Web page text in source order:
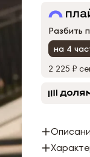
Разбить
на 4
2 225 ₽